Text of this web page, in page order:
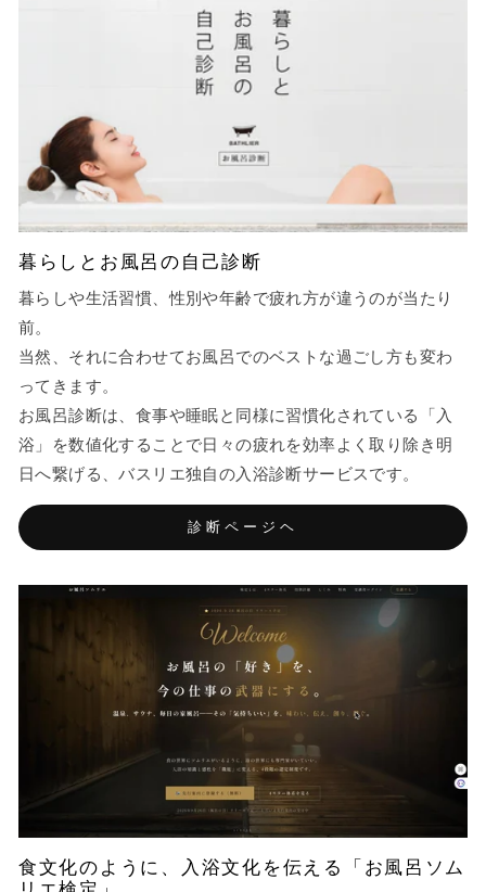
暮らしとお風呂の自己診断
暮らしや生活習慣、性別や年齢で疲れ方が違うのが当たり
前。
当然、それに合わせてお風呂でのベストな過ごし方も変わ
ってきます。
お風呂診断は、食事や睡眠と同様に習慣化されている「入
浴」を数値化することで日々の疲れを効率よく取り除き明
日へ繋げる、バスリエ独自の入浴診断サービスです。
診断ページヘ
食文化のように、入浴文化を伝える「お風呂ソム